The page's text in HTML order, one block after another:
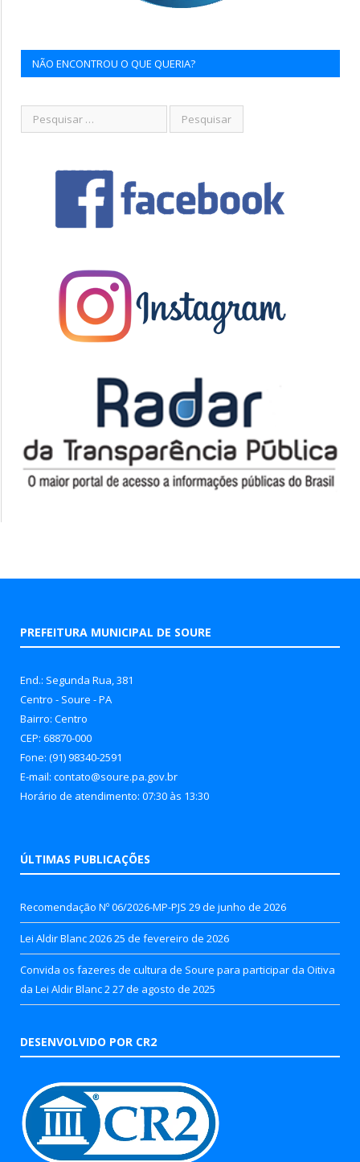
NÃO ENCONTROU O QUE QUERIA?
PREFEITURA MUNICIPAL DE SOURE
End.: Segunda Rua, 381
Centro - Soure - PA
Bairro: Centro
CEP: 68870-000
Fone: (91) 98340-2591
E-mail: contato@soure.pa.gov.br
Horário de atendimento: 07:30 às 13:30
ÚLTIMAS PUBLICAÇÕES
Recomendação Nº 06/2026-MP-PJS 29 de junho de 2026
Lei Aldir Blanc 202625 de fevereiro de 2026
Convida os fazeres de cultura de Soure para participar da Oitiva
da Lei Aldir Blanc 227 de agosto de 2025
DESENVOLVIDO POR CR2